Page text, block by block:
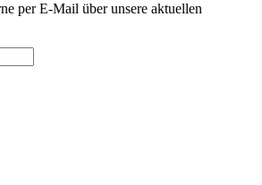
per E-Mail über unsere aktuellen